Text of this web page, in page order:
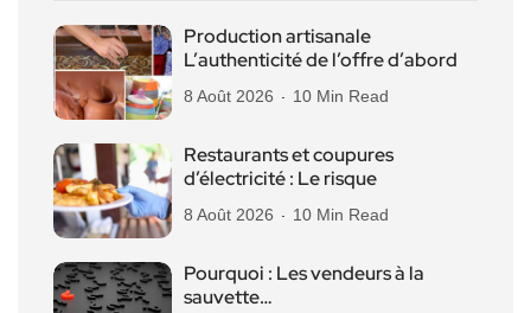
Production artisanale
L’authenticité de l’offre d’abord
8 Août 2026 10 Min Read
Restaurants et coupures
d’électricité : Le risque
8 Août 2026 10 Min Read
Pourquoi : Les vendeurs à la
sauvette…